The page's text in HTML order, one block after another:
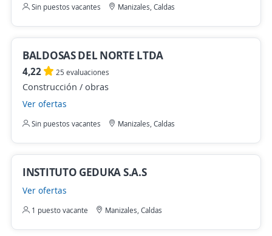
Sin puestos vacantes Manizales, Caldas
BALDOSAS DEL NORTE LTDA
4,22 25 evaluaciones
Construcción / obras
Ver ofertas
Sin puestos vacantes Manizales, Caldas
INSTITUTO GEDUKA S.A.S
Ver ofertas
1 puesto vacante Manizales, Caldas